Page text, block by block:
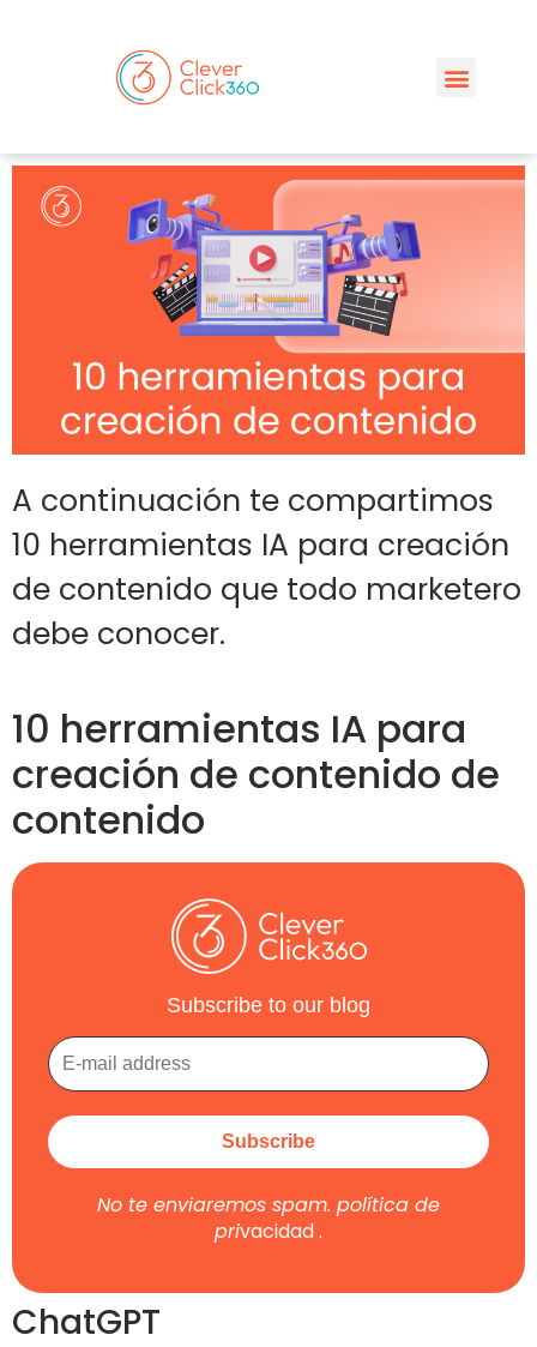
A continuación te compartimos
10 herramientas IA para creación
de contenido que todo marketero
debe conocer.
10 herramientas IA para
creación de contenido de
contenido
Subscribe to our blog
No te enviaremos spam. política de
privacidad.
ChatGPT